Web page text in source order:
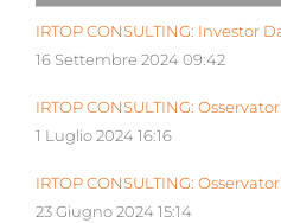
IRTOP CONSULTING: Investor
16 Settembre 2024 09:42
IRTOP CONSULTING:
1 Luglio 2024 16:16
IRTOP CONSULTING:
23 Giugno 2024 15:14